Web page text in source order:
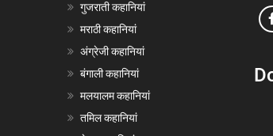
गुजराती कहानियां
मराठी कहानियां
अंग्रेजी कहानियां
बंगाली कहानियां
मलयालम कहानियां
तमिल कहानियां